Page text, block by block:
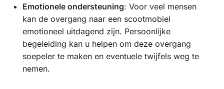
Emotionele ondersteuning: Voor veel mensen
kan de overgang naar een scootmobiel
emotioneel uitdagend zijn. Persoonlijke
begeleiding kan u helpen om deze overgang
soepeler te maken en eventuele twijfels weg te
nemen.